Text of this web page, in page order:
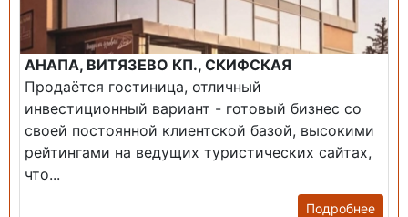
АНАПА, ВИТЯЗЕВО КП., СКИФСКАЯ
Продаётся гостиница, отличный
инвестиционный вариант - готовый бизнес со
своей постоянной клиентской базой, высокими
рейтингами на ведущих туристических сайтах,
что...
Подробнее